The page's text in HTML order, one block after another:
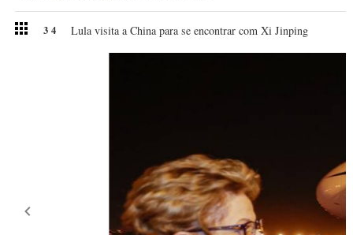
3 4 Lula visita a China para se encontrar com Xi Jinping